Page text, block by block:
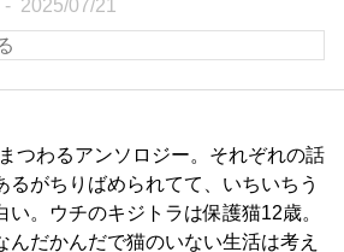
2025/07/21
つわるアンソロジー。それぞれの話
るがちりばめられてて、いちいちう
い。ウチのキジトラは保護猫12歳。
んだかんだで猫のいない生活は考え